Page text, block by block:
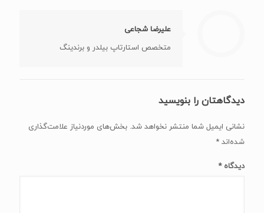
علیرضا شجاعی
متخصص استارتاپ بیلدر و برندینگ
دیدگاهتان را بنویسید
نشانی ایمیل شما منتشر نخواهد شد. بخش‌های موردنیاز علامت‌گذاری
شده‌اند *
دیدگاه*